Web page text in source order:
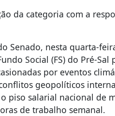
da categoria com a
Senado, nesta quarta-
Social (FS) do Pré-Sal
por eventos
geopolíticos
piso salarial nacional de
de trabalho semanal.